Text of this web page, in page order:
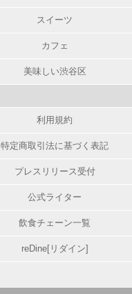
スイーツ
カフェ
美味しい渋谷区
利用規約
特定商取引法に基づく表記
プレスリリース受付
公式ライター
飲食チェーン一覧
reDine[リダイン]